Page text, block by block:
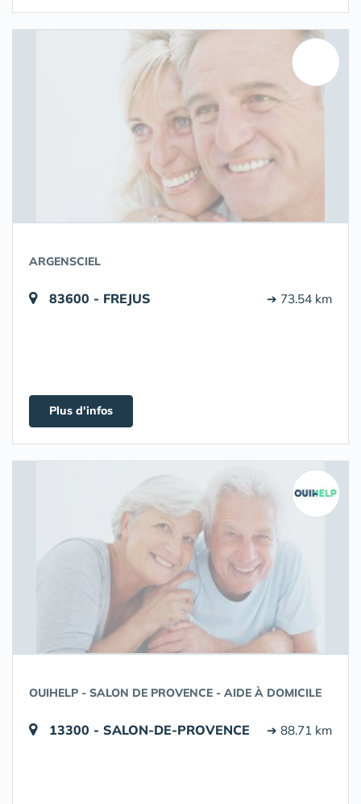
ARGENSCIEL
83600 - FREJUS ➔ 73.54 km
Plus d'infos
OUIHELP - SALON DE PROVENCE - AIDE À DOMICILE
13300 - SALON-DE-PROVENCE ➔ 88.71 km